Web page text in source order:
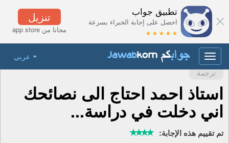
تنزيل
مجانا من app store
تطبيق جواب
احصل على إجابة الخبراء بسرعة
★ ★ ★ ★ ★
عربي
Toggle
navigation
ترجمة
استاذ احمد احتاج الى نصائحك
اني دخلت في دراسة...
تم تقييم هذه الإجابة: